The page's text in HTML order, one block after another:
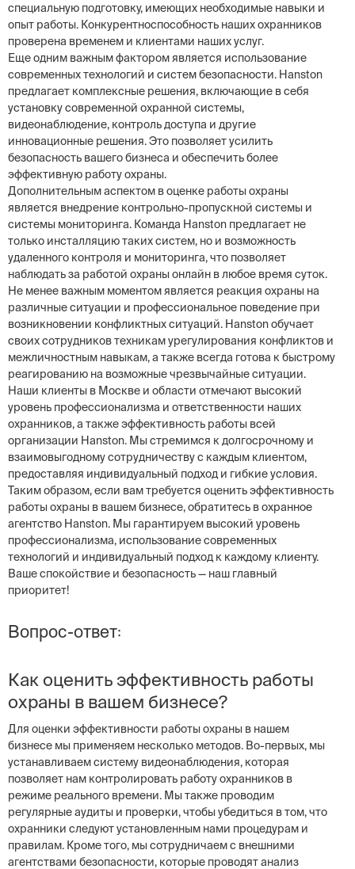
специальную подготовку, имеющих необходимые навыки и
опыт работы. Конкурентноспособность наших охранников
проверена временем и клиентами наших услуг.
Еще одним важным фактором является использование
современных технологий и систем безопасности. Hanston
предлагает комплексные решения, включающие в себя
установку современной охранной системы,
видеонаблюдение, контроль доступа и другие
инновационные решения. Это позволяет усилить
безопасность вашего бизнеса и обеспечить более
эффективную работу охраны.
Дополнительным аспектом в оценке работы охраны
является внедрение контрольно-пропускной системы и
системы мониторинга. Команда Hanston предлагает не
только инсталляцию таких систем, но и возможность
удаленного контроля и мониторинга, что позволяет
наблюдать за работой охраны онлайн в любое время суток.
Не менее важным моментом является реакция охраны на
различные ситуации и профессиональное поведение при
возникновении конфликтных ситуаций. Hanston обучает
своих сотрудников техникам урегулирования конфликтов и
межличностным навыкам, а также всегда готова к быстрому
реагированию на возможные чрезвычайные ситуации.
Наши клиенты в Москве и области отмечают высокий
уровень профессионализма и ответственности наших
охранников, а также эффективность работы всей
организации Hanston. Мы стремимся к долгосрочному и
взаимовыгодному сотрудничеству с каждым клиентом,
предоставляя индивидуальный подход и гибкие условия.
Таким образом, если вам требуется оценить эффективность
работы охраны в вашем бизнесе, обратитесь в охранное
агентство Hanston. Мы гарантируем высокий уровень
профессионализма, использование современных
технологий и индивидуальный подход к каждому клиенту.
Ваше спокойствие и безопасность — наш главный
приоритет!
Вопрос-ответ:
Как оценить эффективность работы
охраны в вашем бизнесе?
Для оценки эффективности работы охраны в нашем
бизнесе мы применяем несколько методов. Во-первых, мы
устанавливаем систему видеонаблюдения, которая
позволяет нам контролировать работу охранников в
режиме реального времени. Мы также проводим
регулярные аудиты и проверки, чтобы убедиться в том, что
охранники следуют установленным нами процедурам и
правилам. Кроме того, мы сотрудничаем с внешними
агентствами безопасности, которые проводят анализ